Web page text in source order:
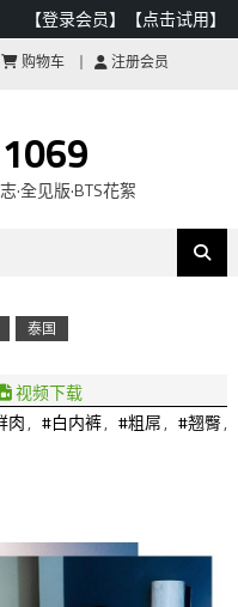
【登录会员】 【点击试用】
购物车 注册会员
·全见版·BTS花絮
泰国
视频下载
肉, #白内裤, #粗屌, #翘臀,